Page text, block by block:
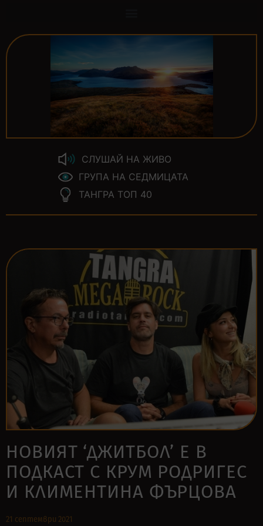
СЛУШАЙ НА ЖИВО
ГРУПА НА СЕДМИЦАТА
ТАНГРА ТОП 40
НОВИЯТ ‘ДЖИТБОЛ’ E В
ПОДКАСТ С КРУМ РОДРИГЕС
И КЛИМЕНТИНА ФЪРЦОВА
21 септември 2021